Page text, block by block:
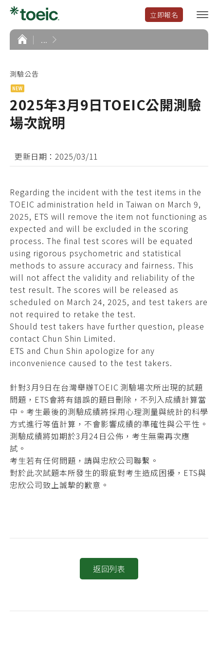
立即報名
選
單
首
頁
...
測驗公告
2025年3月9日TOEIC公開測驗
場次說明
更新日期：2025/03/11
Regarding the incident with the test items in the
TOEIC administration held in Taiwan on March 9,
2025, ETS will remove the item not functioning as
expected and will be excluded in the scoring
process. The final test scores will be equated
using rigorous psychometric and statistical
methods to assure accuracy and fairness. This
will not affect the validity and reliability of the
test result. The scores will be released as
scheduled on March 24, 2025, and test takers are
not required to retake the test.
Should test takers have further question, please
contact Chun Shin Limited.
ETS and Chun Shin apologize for any
inconvenience caused to the test takers.
針對3月9日在台灣舉辦TOEIC 測驗場次所出現的試題
問題，ETS會將有錯誤的題目刪除，不列入成績計算當
中。考生最後的測驗成績將採用心理測量與統計的科學
方式進行等值計算，不會影響成績的準確性與公平性。
測驗成績將如期於3月24日公佈，考生無需再次應
試。
考生若有任何問題，請與忠欣公司聯繫。
對於此次試題本所發生的瑕疵對考生造成困擾，ETS與
忠欣公司致上誠摯的歉意。
返回列表